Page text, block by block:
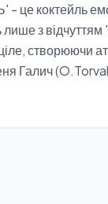
коктейль
з відчуттям
створюючи
Галич